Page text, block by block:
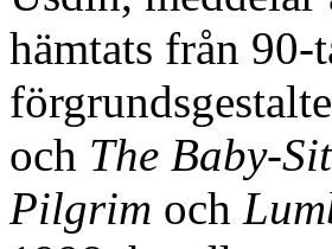
hämtats från
och The Baby-
Pilgrim och